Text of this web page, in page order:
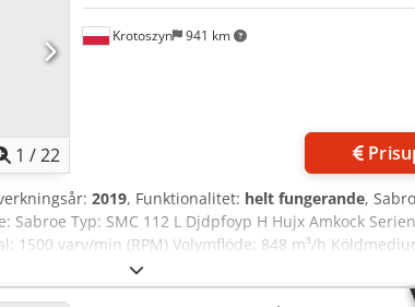
1 /22
Krotoszyn 941 km
2019, Funktionalitet: helt fungerande,
Sabroe Typ: SMC 112 L Djdpfoyp H Hujx Amkock
1500 varv/min (RPM) Volymflöde: 848 m³/h
mm x 1300 mm x 1520 mm Styrskåp: 500 mm x 410 mm
industriell kolvkompressor från 2019,